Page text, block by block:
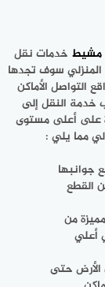
مشيط خدمات نقل
المنزلي سوف تجدها
التواصل الأماكن
خدمة النقل إلى
على أعلى مستوى
مما يلي :
جوانبها
القطع
من
أعلي
حتى